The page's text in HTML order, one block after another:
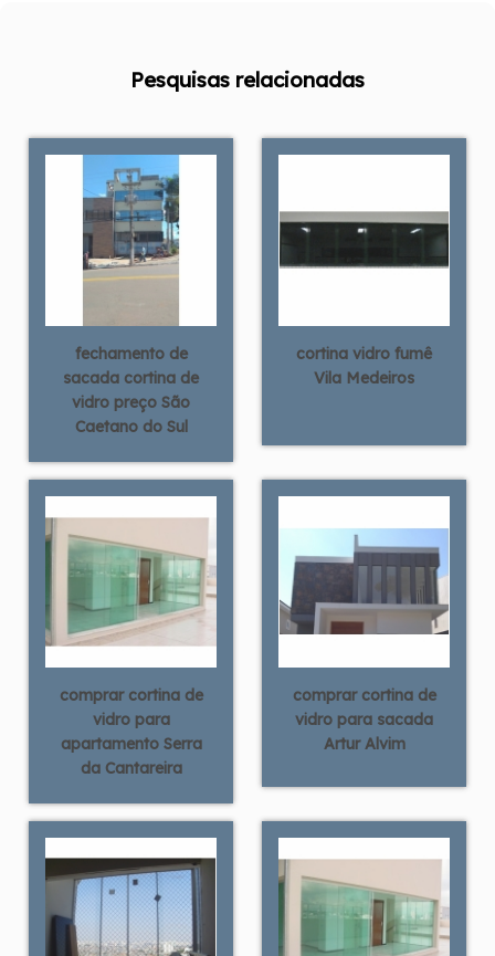
Pesquisas relacionadas
fechamento de
sacada cortina de
vidro preço São
Caetano do Sul
cortina vidro fumê
Vila Medeiros
comprar cortina de
vidro para
apartamento Serra
da Cantareira
comprar cortina de
vidro para sacada
Artur Alvim